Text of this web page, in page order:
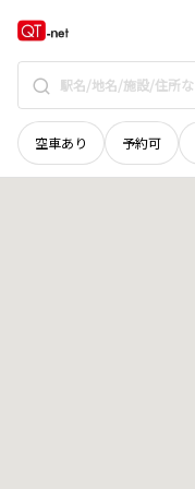
空車あり 予約可
福井県